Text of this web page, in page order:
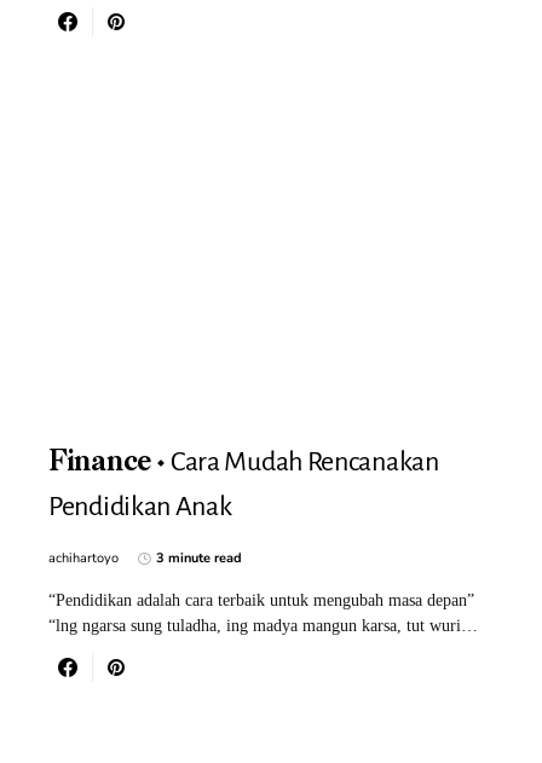
Finance
Cara Mudah Rencanakan
Pendidikan Anak
achihartoyo 3 minute read
“Pendidikan adalah cara terbaik untuk mengubah masa depan”
“lng ngarsa sung tuladha, ing madya mangun karsa, tut wuri…